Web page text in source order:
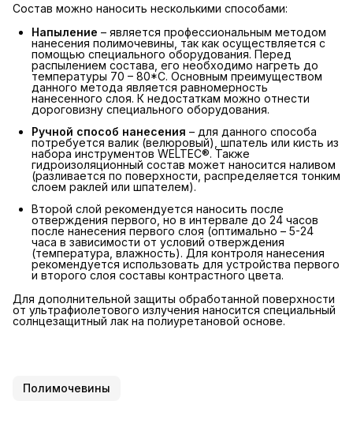
Состав можно наносить несколькими способами:
Напыление – является профессиональным методом
нанесения полимочевины, так как осуществляется с
помощью специального оборудования. Перед
распылением состава, его необходимо нагреть до
температуры 70 – 80*С. Основным преимуществом
данного метода является равномерность
нанесенного слоя. К недостаткам можно отнести
дороговизну специального оборудования.
Ручной способ нанесения – для данного способа
потребуется валик (велюровый), шпатель или кисть из
набора инструментов WELTEC®. Также
гидроизоляционный состав может наносится наливом
(разливается по поверхности, распределяется тонким
слоем раклей или шпателем).
Второй слой рекомендуется наносить после
отверждения первого, но в интервале до 24 часов
после нанесения первого слоя (оптимально – 5-24
часа в зависимости от условий отверждения
(температура, влажность). Для контроля нанесения
рекомендуется использовать для устройства первого
и второго слоя составы контрастного цвета.
Для дополнительной защиты обработанной поверхности
от ультрафиолетового излучения наносится специальный
солнцезащитный лак на полиуретановой основе.
Полимочевины